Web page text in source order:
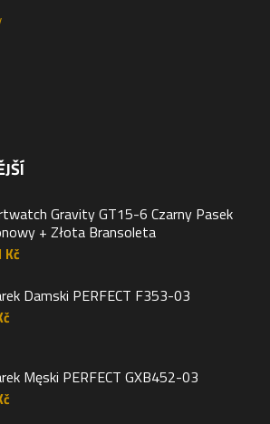
Gravity GT15-6 Czarny Pasek
+ Złota Bransoleta
Kč
Damski PERFECT F353-03
Męski PERFECT GXB452-03